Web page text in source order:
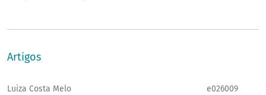
Artigos
Luiza Costa Melo e026009